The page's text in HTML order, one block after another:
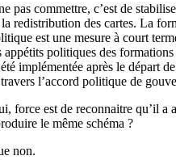
pas commettre, c’est de
redistribution des cartes. La
est une mesure à court
appétits politiques des
implémentée après le départ
l’accord politique de
force est de reconnaitre qu’il a
le même schéma ?
non.